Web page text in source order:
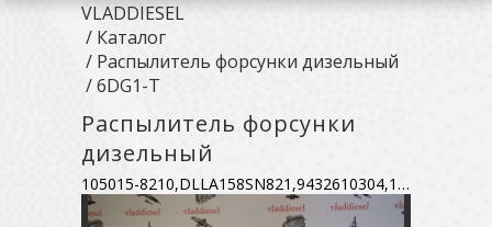
VLADDIESEL
/ Каталог
/ Распылитель форсунки дизельный
/6DG1-T
Распылитель форсунки
дизельный
105015-8210,DLLA158SN821,9432610304,1-153-112-080